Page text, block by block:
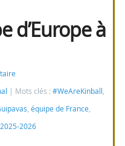
d’Europe à
Mots clés : #WeAreKinball ,
, équipe de France,
2025-2026